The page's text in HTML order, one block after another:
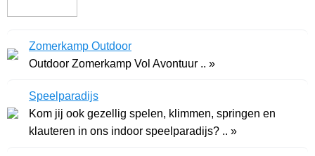
Zomerkamp Outdoor
Outdoor Zomerkamp Vol Avontuur .. »
Speelparadijs
Kom jij ook gezellig spelen, klimmen, springen en
klauteren in ons indoor speelparadijs? .. »